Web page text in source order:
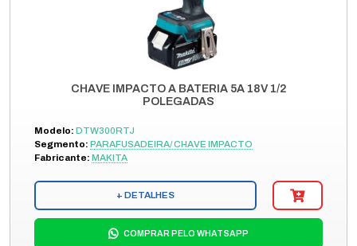
CHAVE IMPACTO A BATERIA 5A 18V 1/2
POLEGADAS
Modelo: DTW300RTJ
Segmento: PARAFUSADEIRA/ CHAVE IMPACTO
Fabricante: MAKITA
+ DETALHES
COMPRAR PELO WHATSAPP